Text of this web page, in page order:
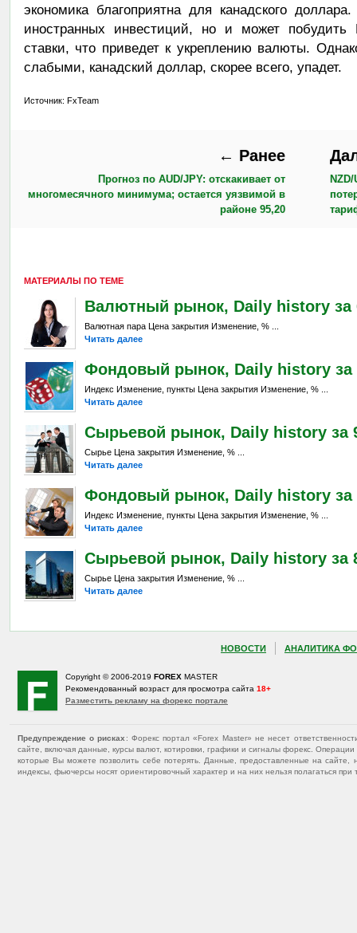
экономика благоприятна для канадского
иностранных инвестиций, но и может побудить
ставки, что приведет к укреплению валюты.
слабыми, канадский доллар, скорее всего, упадет.
Источник: FxTeam
← Ранее
Прогноз по AUD/JPY: отскакивает от
многомесячного минимума; остается уязвимой в
районе 95,20
МАТЕРИАЛЫ ПО ТЕМЕ
Валютный рынок, Daily history за
Валютная пара Цена закрытия Изменение, % ...
Читать далее
Фондовый рынок, Daily history за
Индекс Изменение, пункты Цена закрытия Изменение, % ...
Читать далее
Сырьевой рынок, Daily history за
Сырье Цена закрытия Изменение, % ...
Читать далее
Фондовый рынок, Daily history за
Индекс Изменение, пункты Цена закрытия Изменение, % ...
Читать далее
Сырьевой рынок, Daily history за
Сырье Цена закрытия Изменение, % ...
Читать далее
НОВОСТИ АНАЛИТИКА
Copyright © 2006-2019 FOREX MASTER
Рекомендованный возраст для просмотра сайта 18+
Разместить рекламу на форекс портале
Предупреждение о рисках : Форекс портал «Forex Master» не несет
сайте, включая данные, курсы валют, котировки, графики и сигналы форекс.
которые Вы можете позволить себе потерять. Данные, предоставленные на
индексы, фьючерсы носят ориентировочный характер и на них нельзя полагаться при